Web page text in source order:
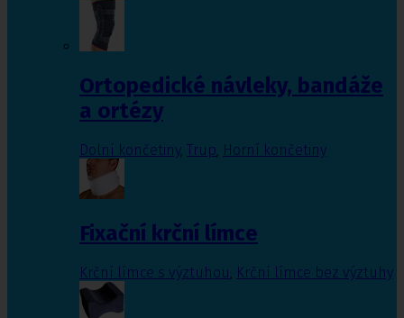
Ortopedické návleky, bandáže
a ortézy
Dolní končetiny, Trup, Horní končetiny
Fixační krční límce
Krční límce s výztuhou Krční límce bez výztuhy